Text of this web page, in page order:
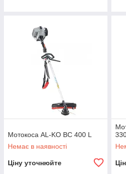
Мотокоса AL-KO BC 400 L
Немає в наявності
Ціну уточнюйте